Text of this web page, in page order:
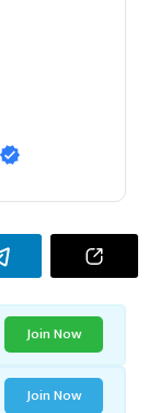
Join Now
Join Now